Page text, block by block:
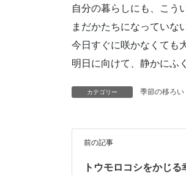
自分の暮らしにも、こう
まだかたちになっていな
今日すぐに咲かなくても
明日に向けて、静かにふ
カテゴリー 季節の移ろい
前の記事
トウモロコシをかじる